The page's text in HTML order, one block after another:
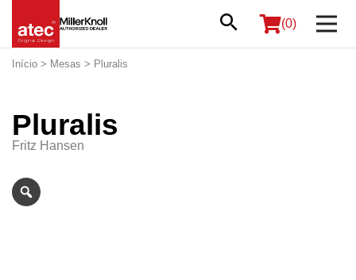
(0)
Início > Mesas > Pluralis
Pluralis
Fritz Hansen